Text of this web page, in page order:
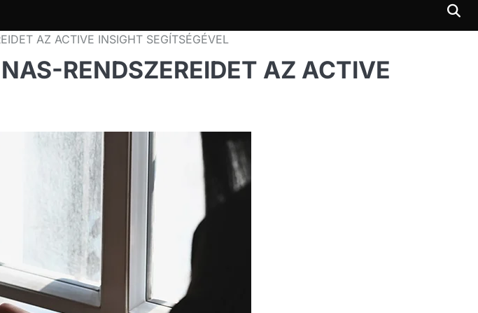
AZ ACTIVE INSIGHT SEGÍTSÉGÉVEL
RENDSZEREIDET AZ ACTIVE